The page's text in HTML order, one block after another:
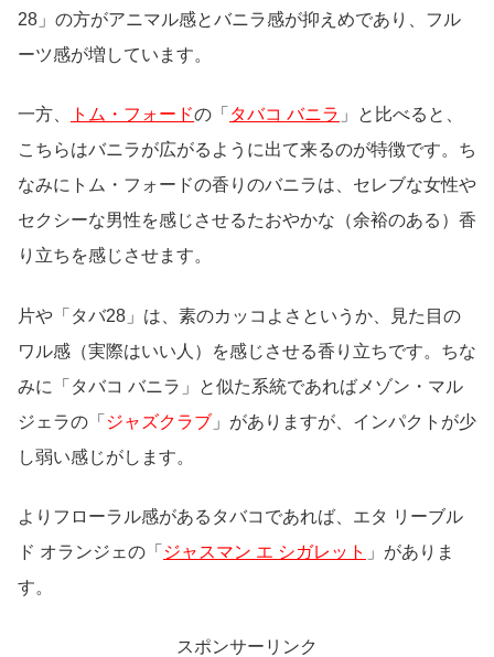
28」の方がアニマル感とバニラ感が抑えめであり、フル
ーツ感が増しています。
一方、 トム・フォードの「 タバコ バニラ 」と比べると、
こちらはバニラが広がるように出て来るのが特徴です。ち
なみにトム・フォードの香りのバニラは、セレブな女性や
セクシーな男性を感じさせるたおやかな（余裕のある）香
り立ちを感じさせます。
片や「タバ28」は、素のカッコよさというか、見た目の
ワル感（実際はいい人）を感じさせる香り立ちです。ちな
みに「タバコ バニラ」と似た系統であればメゾン・マル
ジェラの「 ジャズクラブ 」がありますが、インパクトが少
し弱い感じがします。
よりフローラル感があるタバコであれば、エタ リーブル
ド オランジェの「 ジャスマン エ シガレット 」がありま
す。
スポンサーリンク